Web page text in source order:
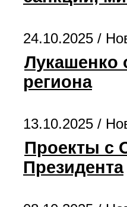
24.10.2025 /
Лукашенко
региона
13.10.2025 /
Проекты с
Президента